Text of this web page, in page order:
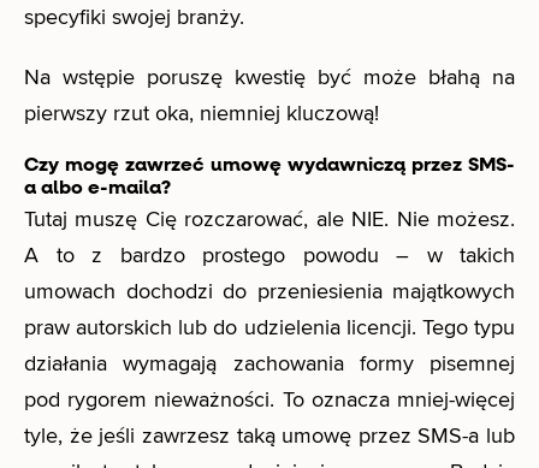
specyfiki swojej branży.
Na wstępie poruszę kwestię być może błahą na
pierwszy rzut oka, niemniej kluczową!
Czy mogę zawrzeć umowę wydawniczą przez SMS-
a albo e-maila?
Tutaj muszę Cię rozczarować, ale NIE. Nie możesz.
A to z bardzo prostego powodu – w takich
umowach dochodzi do przeniesienia majątkowych
praw autorskich lub do udzielenia licencji. Tego typu
działania wymagają zachowania formy pisemnej
pod rygorem nieważności. To oznacza mniej-więcej
tyle, że jeśli zawrzesz taką umowę przez SMS-a lub